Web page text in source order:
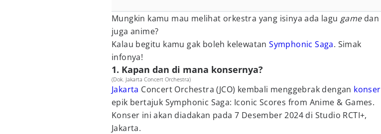
Mungkin kamu mau melihat orkestra yang isinya ada lagu game dan
juga anime?
Kalau begitu kamu gak boleh kelewatanSymphonic Saga. Simak
infonya!
1. Kapan dan di mana konsernya?
(Dok. Jakarta Concert Orchestra)
Jakarta Concert Orchestra (JCO) kembali menggebrak dengan konser
epik bertajuk Symphonic Saga: Iconic Scores from Anime & Games.
Konser ini akan diadakan pada 7 Desember 2024 di Studio RCTI+,
Jakarta.